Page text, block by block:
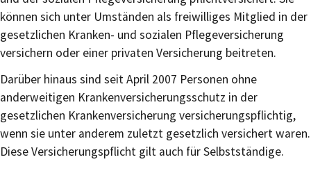
können sich unter Umständen als freiwilliges Mitglied in der
gesetzlichen Kranken- und sozialen Pflegeversicherung
versichern oder einer privaten Versicherung beitreten.
Darüber hinaus sind seit April 2007 Personen ohne
anderweitigen Krankenversicherungsschutz in der
gesetzlichen Krankenversicherung versicherungspflichtig,
wenn sie unter anderem zuletzt gesetzlich versichert waren.
Diese Versicherungspflicht gilt auch für Selbstständige.